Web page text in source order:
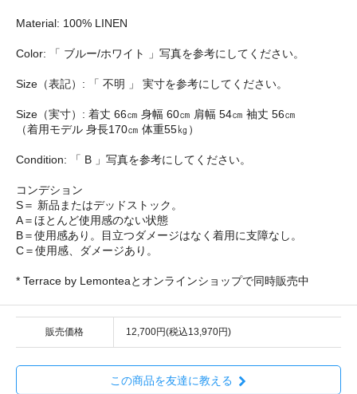
Material: 100% LINEN
Color: 「 ブルー/ホワイト 」写真を参考にしてください。
Size（表記）: 「 不明 」 実寸を参考にしてください。
Size（実寸）: 着丈 66㎝ 身幅 60㎝ 肩幅 54㎝ 袖丈 56㎝
（着用モデル 身長170㎝ 体重55㎏）
Condition: 「 B 」写真を参考にしてください。
コンデション
S＝ 新品またはデッドストック。
A＝ほとんど使用感のない状態
B＝使用感あり。目立つダメージはなく着用に支障なし。
C＝使用感、ダメージあり。
* Terrace by Lemonteaとオンラインショップで同時販売中
販売価格 12,700円(税込13,970円)
この商品を友達に教える